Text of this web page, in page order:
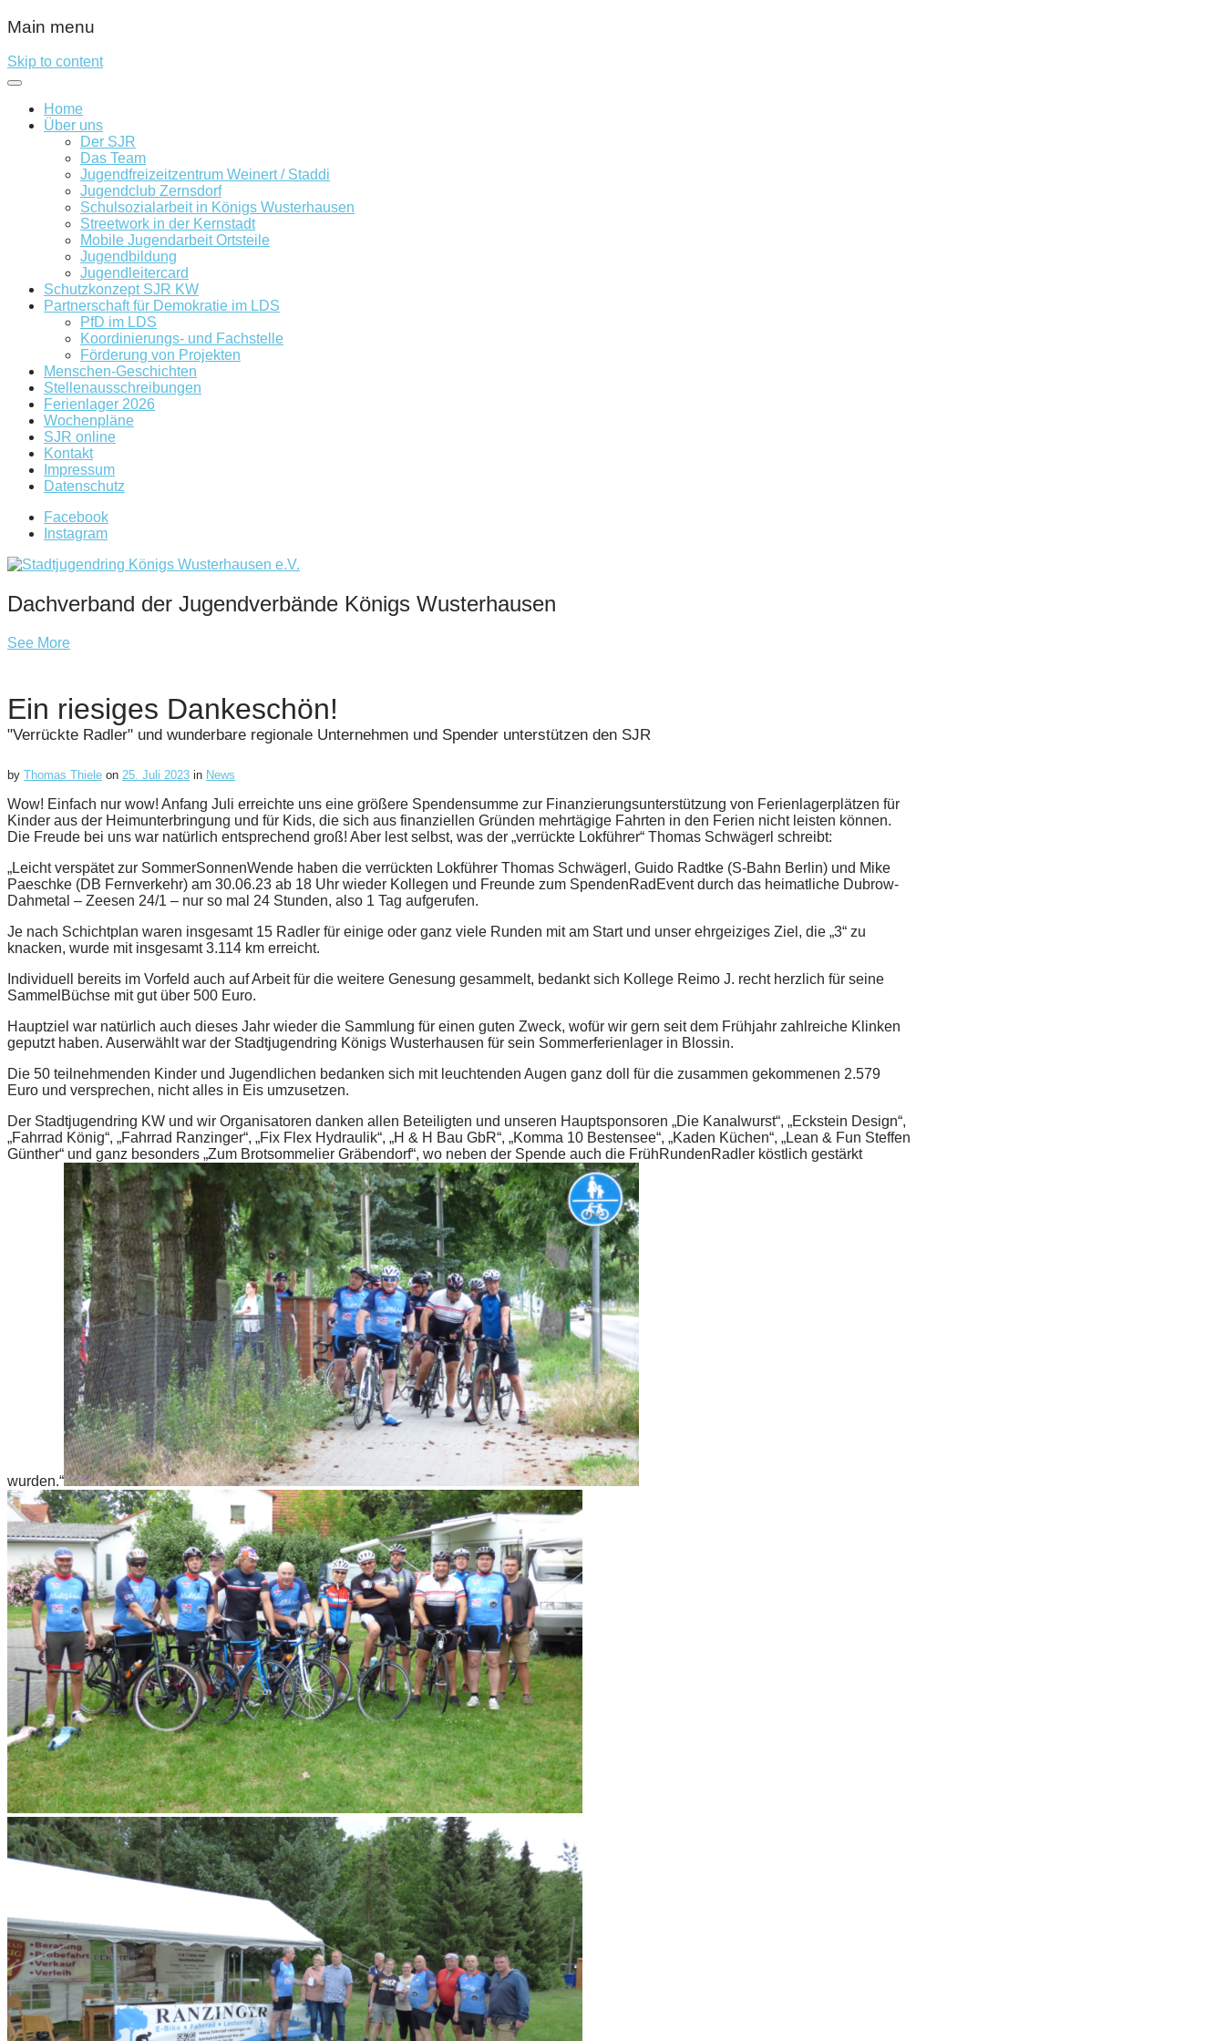
Main menu
Skip to content
Home
Über uns
Der SJR
Das Team
Jugendfreizeitzentrum Weinert / Staddi
Jugendclub Zernsdorf
Schulsozialarbeit in Königs Wusterhausen
Streetwork in der Kernstadt
Mobile Jugendarbeit Ortsteile
Jugendbildung
Jugendleitercard
Schutzkonzept SJR KW
Partnerschaft für Demokratie im LDS
PfD im LDS
Koordinierungs- und Fachstelle
Förderung von Projekten
Menschen-Geschichten
Stellenausschreibungen
Ferienlager 2026
Wochenpläne
SJR online
Kontakt
Impressum
Datenschutz
Facebook
Instagram
Dachverband der Jugendverbände Königs Wusterhausen
See More
Ein riesiges Dankeschön!
"Verrückte Radler" und wunderbare regionale Unternehmen und Spender unterstützen den SJR
by Thomas Thiele on 25. Juli 2023 in News
Wow! Einfach nur wow! Anfang Juli erreichte uns eine größere Spendensumme zur Finanzierungsunterstützung von Ferienlagerplätzen für
Kinder aus der Heimunterbringung und für Kids, die sich aus finanziellen Gründen mehrtägige Fahrten in den Ferien nicht leisten können.
Die Freude bei uns war natürlich entsprechend groß! Aber lest selbst, was der „verrückte Lokführer“ Thomas Schwägerl schreibt:
„Leicht verspätet zur SommerSonnenWende haben die verrückten Lokführer Thomas Schwägerl, Guido Radtke (S-Bahn Berlin) und Mike
Paeschke (DB Fernverkehr) am 30.06.23 ab 18 Uhr wieder Kollegen und Freunde zum SpendenRadEvent durch das heimatliche Dubrow-
Dahmetal – Zeesen 24/1 – nur so mal 24 Stunden, also 1 Tag aufgerufen.
Je nach Schichtplan waren insgesamt 15 Radler für einige oder ganz viele Runden mit am Start und unser ehrgeiziges Ziel, die „3“ zu
knacken, wurde mit insgesamt 3.114 km erreicht.
Individuell bereits im Vorfeld auch auf Arbeit für die weitere Genesung gesammelt, bedankt sich Kollege Reimo J. recht herzlich für seine
SammelBüchse mit gut über 500 Euro.
Hauptziel war natürlich auch dieses Jahr wieder die Sammlung für einen guten Zweck, wofür wir gern seit dem Frühjahr zahlreiche Klinken
geputzt haben. Auserwählt war der Stadtjugendring Königs Wusterhausen für sein Sommerferienlager in Blossin.
Die 50 teilnehmenden Kinder und Jugendlichen bedanken sich mit leuchtenden Augen ganz doll für die zusammen gekommenen 2.579
Euro und versprechen, nicht alles in Eis umzusetzen.
Der Stadtjugendring KW und wir Organisatoren danken allen Beteiligten und unseren Hauptsponsoren „Die Kanalwurst“, „Eckstein Design“,
„Fahrrad König“, „Fahrrad Ranzinger“, „Fix Flex Hydraulik“, „H & H Bau GbR“, „Komma 10 Bestensee“, „Kaden Küchen“, „Lean & Fun Steffen
Günther“ und ganz besonders „Zum Brotsommelier Gräbendorf“, wo neben der Spende auch die FrühRundenRadler köstlich gestärkt
wurden.“